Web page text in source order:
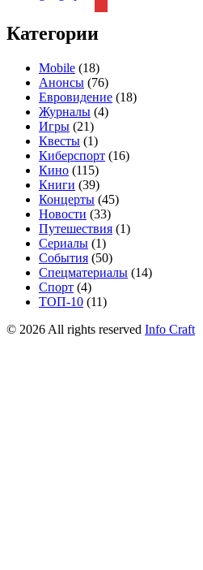
Категории
Mobile (18)
Анонсы (76)
Евровидение (18)
Журналы (4)
Игры (21)
Квесты (1)
Киберспорт (16)
Кино (115)
Книги (39)
Концерты (45)
Новости (33)
Путешествия (1)
Сериалы (1)
События (50)
Спецматериалы (14)
Спорт (4)
ТОП-10 (11)
© 2026 All rights reserved Info Craft